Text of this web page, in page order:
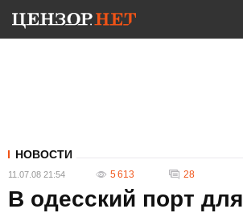
НОВОСТИ
11.07.08 21:54 5 613 28
В одесский порт